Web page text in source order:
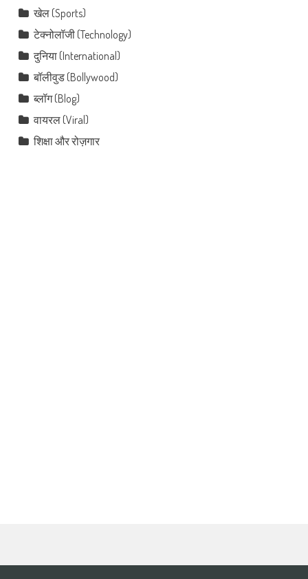
खेल (Sports)
टेक्नोलॉजी (Technology)
दुनिया (International)
बॉलीवुड (Bollywood)
ब्लॉग (Blog)
वायरल (Viral)
शिक्षा और रोज़गार